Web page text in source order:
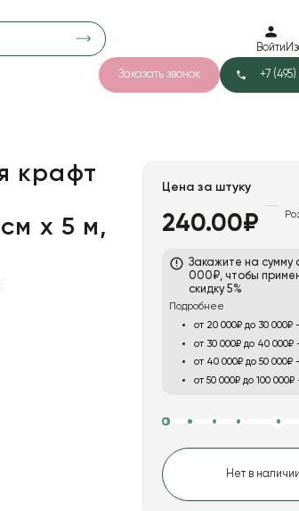
Войти
Заказать звонок +7
крафт
x 5 м,
Цена за штуку
240.00₽
Закажите на сумму
000₽, чтобы
скидку 5%
Подробнее
от 20 000₽ до 30 000₽
от 30 000₽ до 40 000₽
от 40 000₽ до 50 000₽
от 50 000₽ до 100 000₽
Нет в наличии